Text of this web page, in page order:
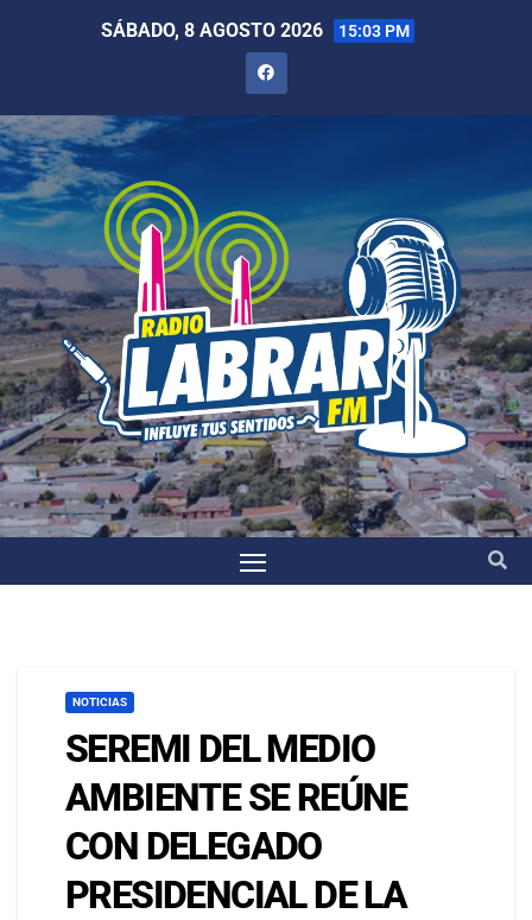
SÁBADO, 8 AGOSTO 2026 15:03 PM
NOTICIAS
SEREMI DEL MEDIO
AMBIENTE SE REÚNE
CON DELEGADO
PRESIDENCIAL DE LA